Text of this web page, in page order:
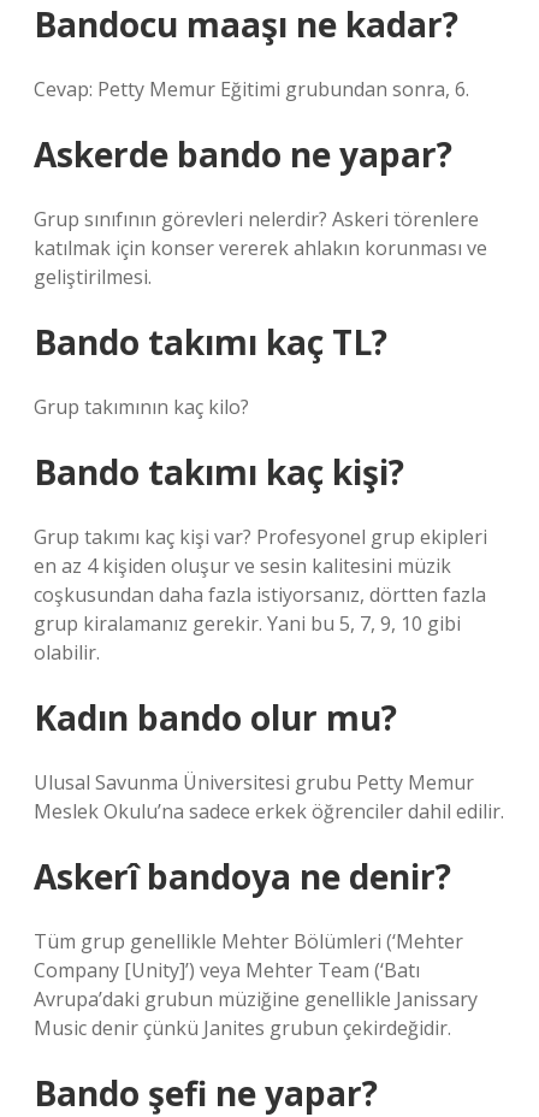
Bandocu maaşı ne kadar?
Cevap: Petty Memur Eğitimi grubundan sonra, 6.
Askerde bando ne yapar?
Grup sınıfının görevleri nelerdir? Askeri törenlere
katılmak için konser vererek ahlakın korunması ve
geliştirilmesi.
Bando takımı kaç TL?
Grup takımının kaç kilo?
Bando takımı kaç kişi?
Grup takımı kaç kişi var? Profesyonel grup ekipleri
en az 4 kişiden oluşur ve sesin kalitesini müzik
coşkusundan daha fazla istiyorsanız, dörtten fazla
grup kiralamanız gerekir. Yani bu 5, 7, 9, 10 gibi
olabilir.
Kadın bando olur mu?
Ulusal Savunma Üniversitesi grubu Petty Memur
Meslek Okulu’na sadece erkek öğrenciler dahil edilir.
Askerî bandoya ne denir?
Tüm grup genellikle Mehter Bölümleri (‘Mehter
Company [Unity]’) veya Mehter Team (‘Batı
Avrupa’daki grubun müziğine genellikle Janissary
Music denir çünkü Janites grubun çekirdeğidir.
Bando şefi ne yapar?